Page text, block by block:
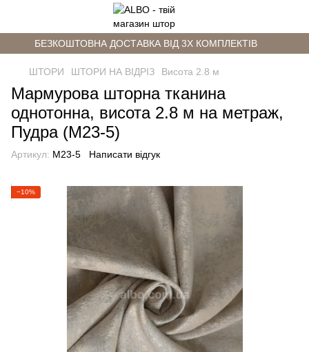
БЕЗКОШТОВНА ДОСТАВКА ВІД 3Х КОМПЛЕКТІВ
ШТОРИ ШТОРИ НА ВІДРІЗ Висота 2.8 м
Мармурова шторна тканина
однотонна, висота 2.8 м на метраж,
Пудра (M23-5)
Артикул: M23-5 Написати відгук
−10%